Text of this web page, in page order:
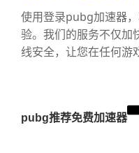
使用登录pubg加速器
验。我们的服务不仅加
线安全，让您在任何游
pubg推荐免费加速器